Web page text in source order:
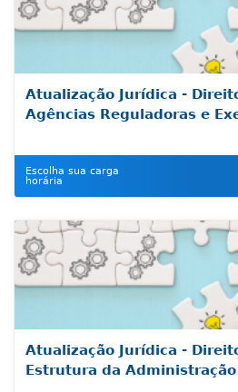
Atualização Jurídica -
Agências Reguladoras e
Escolha sua carga
horária
Atualização Jurídica -
Estrutura da